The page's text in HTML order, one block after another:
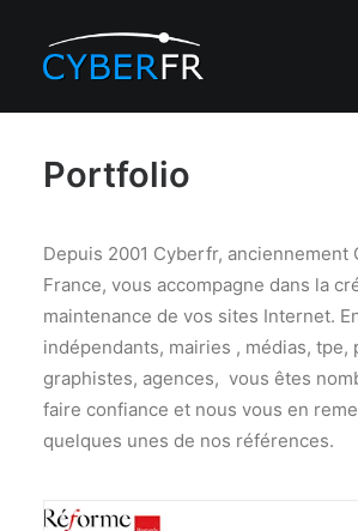
CRÉATION DE SITE
DÉVELOPPEMENT
EDITALENT IA
PORTFOLIO
Portfolio
Depuis 2001 Cyberfr, anciennement
France, vous accompagne dans la
maintenance de vos sites Internet.
indépendants, mairies , médias, tpe,
graphistes, agences, vous êtes
faire confiance et nous vous en
quelques unes de nos références.